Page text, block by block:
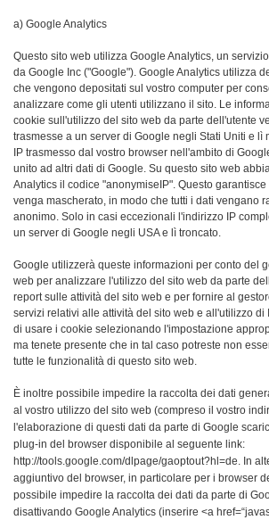
a) Google Analytics
Questo sito web utilizza Google Analytics, un
da Google Inc ("Google"). Google Analytics utilizza
che vengono depositati sul vostro computer per
analizzare come gli utenti utilizzano il sito. Le
cookie sull'utilizzo del sito web da parte dell'utente
trasmesse a un server di Google negli Stati Uniti e lì
IP trasmesso dal vostro browser nell'ambito di
unito ad altri dati di Google. Su questo sito web
Analytics il codice "anonymiseIP". Questo
venga mascherato, in modo che tutti i dati vengano
anonimo. Solo in casi eccezionali l'indirizzo IP
un server di Google negli USA e lì troncato.
Google utilizzerà queste informazioni per conto del
web per analizzare l'utilizzo del sito web da parte
report sulle attività del sito web e per fornire al
servizi relativi alle attività del sito web e all'utilizzo di
di usare i cookie selezionando l'impostazione
ma tenete presente che in tal caso potreste non
tutte le funzionalità di questo sito web.
È inoltre possibile impedire la raccolta dei dati
al vostro utilizzo del sito web (compreso il vostro
l'elaborazione di questi dati da parte di Google
plug-in del browser disponibile al seguente link:
http://tools.google.com/dlpage/gaoptout?hl=de. In
aggiuntivo del browser, in particolare per i browser
possibile impedire la raccolta dei dati da parte di
disattivando Google Analytics (inserire <a